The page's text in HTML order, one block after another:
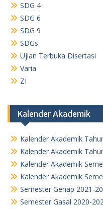
SDG 4
SDG 6
SDG 9
SDGs
Ujian Terbuka Disertasi
Varia
ZI
Kalender Akademik
Kalender Akademik
Kalender Akademik
Kalender Akademik
Kalender Akademik
Semester Genap 2021-
Semester Gasal 2020-